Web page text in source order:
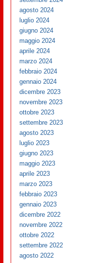
agosto 2024
luglio 2024
giugno 2024
maggio 2024
aprile 2024
marzo 2024
febbraio 2024
gennaio 2024
dicembre 2023
novembre 2023
ottobre 2023
settembre 2023
agosto 2023
luglio 2023
giugno 2023
maggio 2023
aprile 2023
marzo 2023
febbraio 2023
gennaio 2023
dicembre 2022
novembre 2022
ottobre 2022
settembre 2022
agosto 2022